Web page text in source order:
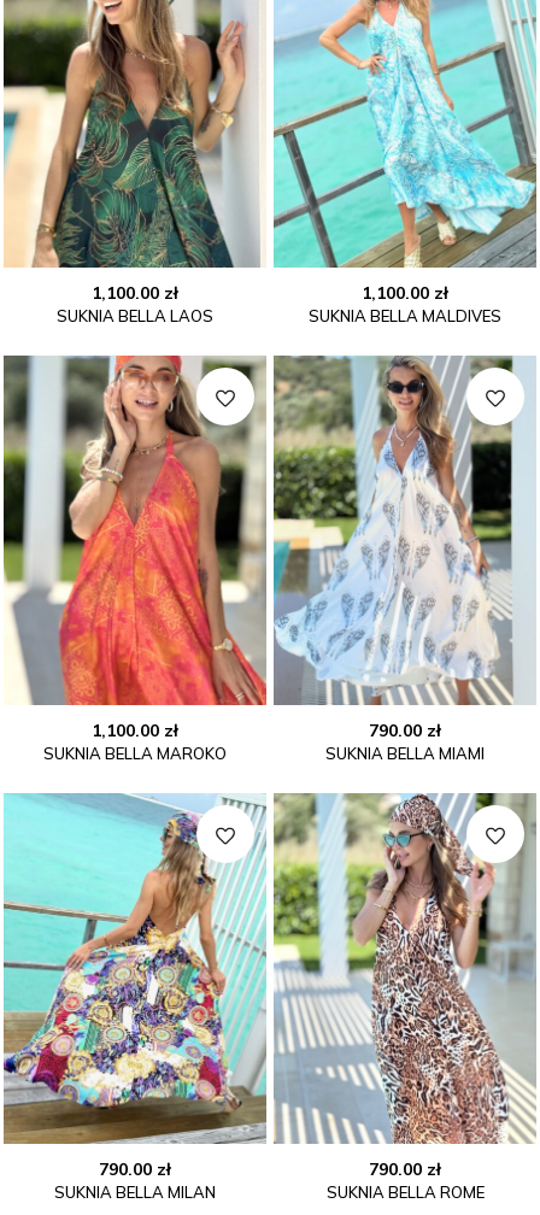
1,100.00 zł
SUKNIA BELLA LAOS
1,100.00 zł
SUKNIA BELLA MALDIVES
1,100.00 zł
SUKNIA BELLA MAROKO
790.00 zł
SUKNIA BELLA MIAMI
790.00 zł
SUKNIA BELLA MILAN
790.00 zł
SUKNIA BELLA ROME